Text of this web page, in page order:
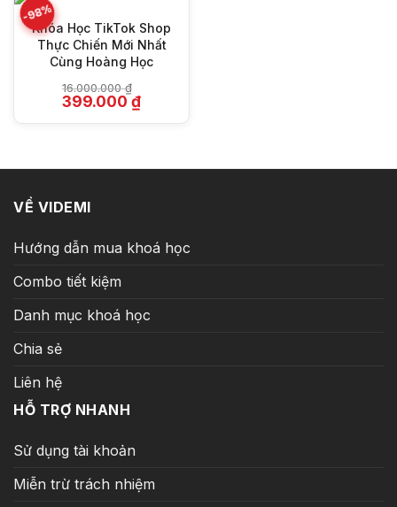
-98%
Khóa Học TikTok Shop
Thực Chiến Mới Nhất
Cùng Hoàng Học
16.000.000₫
Giá
gốc
399.000 ₫Giá
VỀ VIDEMI
Hướng dẫn mua khoá học
Combo tiết kiệm
Danh mục khoá học
Chia sẻ
Liên hệ
HỖ TRỢ NHANH
Sử dụng tài khoản
Miễn trừ trách nhiệm